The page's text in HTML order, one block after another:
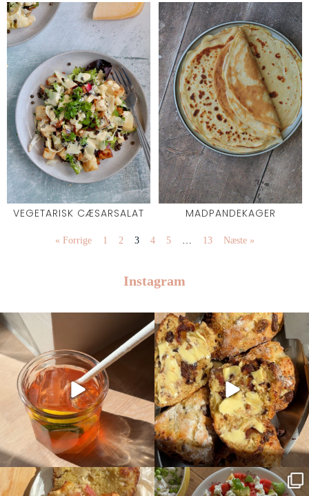
VEGETARISK CÆSARSALAT MADPANDEKAGER
« Forrige 1 2 3 4 5 13 Næste »
Instagram